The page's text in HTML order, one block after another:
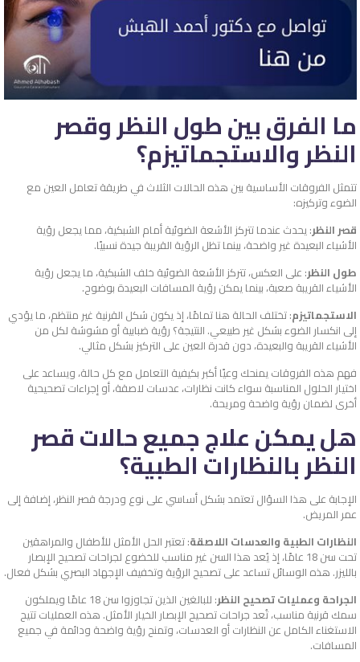
ما الفرق بين طول النظر وقصر
النظر والاستجماتيزم؟
تتمثل الفروقات الأساسية بين هذه الحالات الثلاث في طريقة تعامل العين مع
الضوء وتركيزه:
قصر النظر: يحدث عندما تتركز الأشعة الضوئية أمام الشبكية، مما يجعل رؤية
الأشياء البعيدة غير واضحة، بينما تظل الرؤية القريبة جيدة نسبيًا.
طول النظر: على العكس، تتركز الأشعة الضوئية خلف الشبكية، ما يجعل رؤية
الأشياء القريبة صعبة، بينما يمكن رؤية المسافات البعيدة بوضوح.
الاستجماتيزم: تختلف الحالة هنا تمامًا، إذ يكون شكل القرنية غير منتظم، ما يؤدي
إلى انكسار الضوء بشكل غير طبيعي. النتيجة؟ رؤية ضبابية أو مشوشة لكل من
الأشياء القريبة والبعيدة، دون قدرة العين على التركيز بشكل مثالي.
فهم هذه الفروقات يمنحك وعيًا أكبر بكيفية التعامل مع كل حالة، ويساعد على
اختيار الحلول المناسبة سواء كانت نظارات، عدسات لاصقة، أو إجراءات تصحيحية
أخرى لضمان رؤية واضحة ومريحة.
هل يمكن علاج جميع حالات قصر
النظر بالنظارات الطبية؟
الإجابة على هذا السؤال تعتمد بشكل أساسي على نوع ودرجة قصر النظر، إضافة إلى
عمر المريض.
النظارات الطبية والعدسات اللاصقة: تعتبر الحل الأمثل للأطفال والمراهقين
تحت سن 18 عامًا، إذ يُعد هذا السن غير مناسب للخضوع لجراحات تصحيح الإبصار
بالليزر. هذه الوسائل تساعد على تصحيح الرؤية وتخفيف الإجهاد البصري بشكل فعال.
الجراحة وعمليات تصحيح النظر
: للبالغين الذين تجاوزوا سن 18 عامًا ويملكون
سمك قرنية مناسب، تُعد جراحات تصحيح الإبصار الخيار الأمثل. هذه العمليات تتيح
الاستغناء الكامل عن النظارات أو العدسات، وتمنح رؤية واضحة ودائمة في جميع
المسافات.